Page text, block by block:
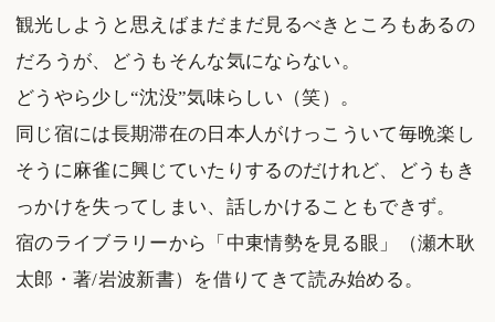
観光しようと思えばまだまだ見るべきところもあるの
だろうが、どうもそんな気にならない。
どうやら少し“沈没”気味らしい（笑）。
同じ宿には長期滞在の日本人がけっこういて毎晩楽し
そうに麻雀に興じていたりするのだけれど、どうもき
っかけを失ってしまい、話しかけることもできず。
宿のライブラリーから「中東情勢を見る眼」（瀬木耿
太郎・著/岩波新書）を借りてきて読み始める。